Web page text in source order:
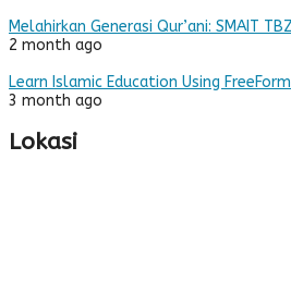
Melahirkan Generasi Qur’ani: SMAIT
2 month ago
Learn Islamic Education Using FreeForm
3 month ago
Lokasi